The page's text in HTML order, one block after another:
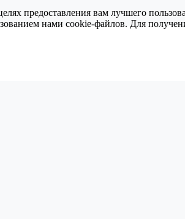
предоставления вам лучшего
нами cookie-файлов. Для